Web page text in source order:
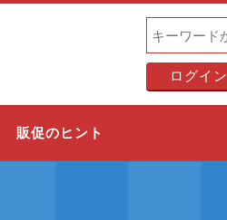
ログイン
販促のヒント